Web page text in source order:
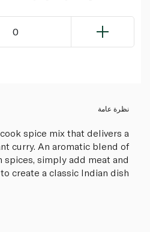
0
نظرة عامة
spice mix that delivers a
curry. An aromatic blend of
simply add meat and
create a classic Indian dish.